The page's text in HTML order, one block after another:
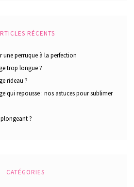
RÉCENTS
perruque à la perfection
trop longue ?
rideau ?
qui repousse : nos astuces pour sublimer
?
CATÉGORIES